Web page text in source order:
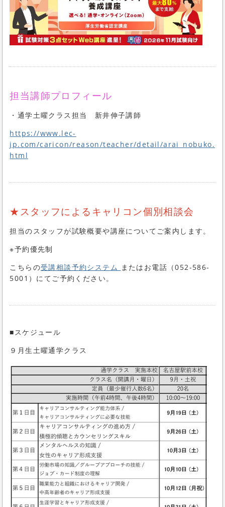
担当講師プロフィール
・通学土曜クラス担当 新井伸子講師
https://www.lec-
jp.com/caricon/reason/teacher/detail/arai_nobuko.
html
★スタッフによるキャリコン個別相談会
担当のスタッフが試験概要や講座についてご案内します。
※予約優先制
こちらの受講相談予約システム またはお電話（052-586-
5001）にてご予約ください。
■スケジュール
９月生土曜通学クラス